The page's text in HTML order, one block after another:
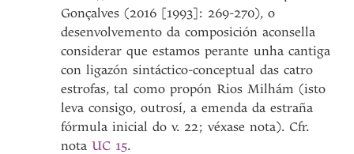
Gonçalves (2016 [1993]: 269-270), o
desenvolvemento da composición aconsella
considerar que estamos perante unha cantiga
con ligazón sintáctico-conceptual das catro
estrofas, tal como propón Rios Milhám (isto
leva consigo, outrosí, a emenda da estraña
fórmula inicial do v. 22; véxase nota). Cfr.
notaUC 15.